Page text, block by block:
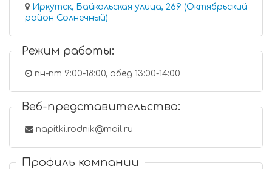
Иркутск, Байкальская улица, 269 (Октябрьский
район Солнечный)
Режим работы:
пн-пт 9:00-18:00, обед 13:00-14:00
Веб-представительство:
napitki.rodnik@mail.ru
Профиль компании